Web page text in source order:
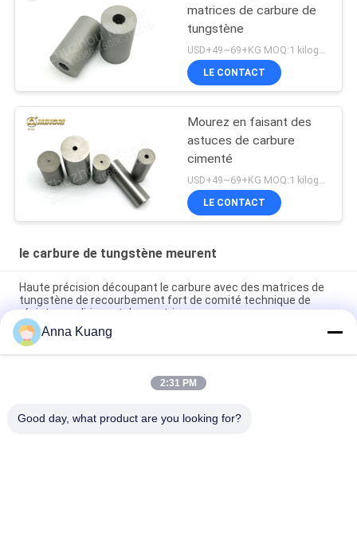
matrices de carbure de
tungstène
USD+49~69+KG MOQ:1 kilogramme
LE CONTACT
Mourez en faisant des
astuces de carbure
cimenté
USD+49~69+KG MOQ:1 kilogramme
LE CONTACT
le carbure de tungstène meurent
Haute précision découpant le carbure avec des matrices de
tungstène de recourbement fort de comité technique de
résistance dirigeant des matrices
Le carbure de tungstène de bague meurent des graines que
G55 allient dur le métal pour l'industrie d'attache
Matrice cimentée de carbure de tungstène pour les moules
Anna Kuang
2:31 PM
Good day, what product are you looking for?